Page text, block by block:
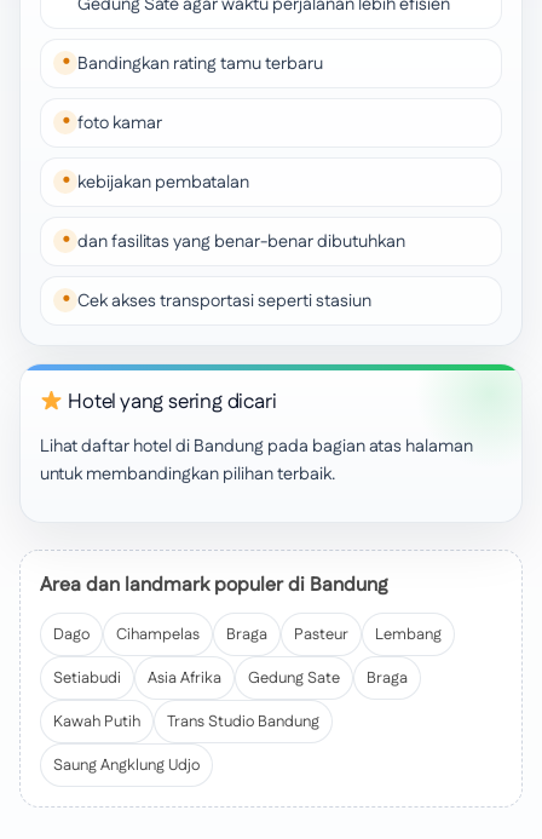
Bandingkan rating tamu terbaru
foto kamar
kebijakan pembatalan
dan fasilitas yang benar-benar dibutuhkan
Cek akses transportasi seperti stasiun
Hotel yang sering dicari
Lihat daftar hotel di Bandung pada bagian atas halaman
untuk membandingkan pilihan terbaik.
Area dan landmark populer di Bandung
Dago Cihampelas Braga Pasteur
Lembang
Setiabudi
Asia Afrika Gedung Sate
Braga
Kawah Putih
Trans Studio Bandung
Saung Angklung Udjo